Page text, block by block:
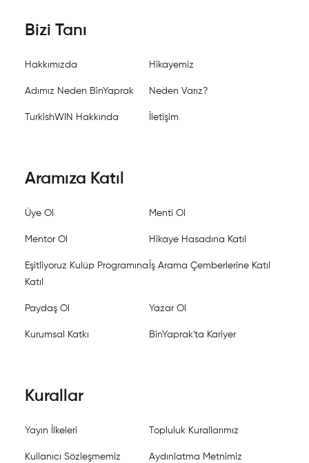
Bizi Tanı
Hakkımızda Hikayemiz
Adımız Neden BinYaprak Neden Varız?
TurkishWIN Hakkında İletişim
Aramıza Katıl
Üye Ol Menti Ol
Mentor Ol Hikaye Hasadına Katıl
Eşitliyoruz Kulüp Programına
Katıl
İş Arama Çemberlerine Katıl
Paydaş Ol Yazar Ol
Kurumsal Katkı BinYaprak'ta Kariyer
Kurallar
Yayın İlkeleri Topluluk Kurallarımız
Kullanıcı Sözleşmemiz Aydınlatma Metnimiz